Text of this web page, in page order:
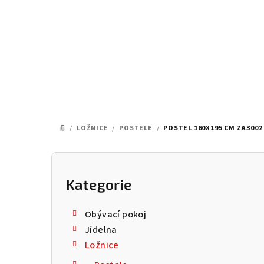
DOMŮ
/ LOŽNICE / POSTELE / POSTEL 160X195 CM ZA3002
P
Přeskočit
kategorie
Kategorie
Obývací pokoj
Jídelna
Ložnice